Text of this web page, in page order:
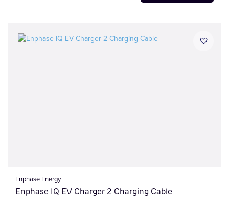
Enphase Energy
Enphase IQ EV Charger 2 Charging Cable